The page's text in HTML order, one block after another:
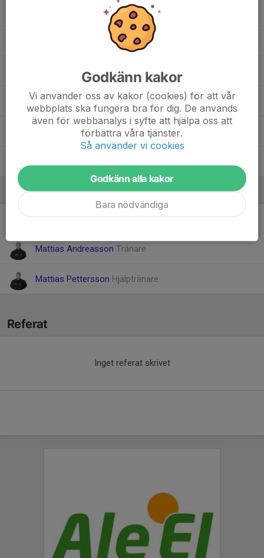
12. Ludvig Tollesson
7. Theo Andréasson
8. Victor Pettersson Paues
16. Viggo Kontio Duell
Ledare
Mattias Andreasson Tränare
Mattias Pettersson Hjälptränare
Referat
Inget referat skrivet
Godkänn kakor
Vi använder oss av kakor (cookies) för att vår
webbplats ska fungera bra för dig. De används
även för webbanalys i syfte att hjälpa oss att
förbättra våra tjänster.
Så använder vi cookies
Godkänn alla kakor
Bara nödvändiga